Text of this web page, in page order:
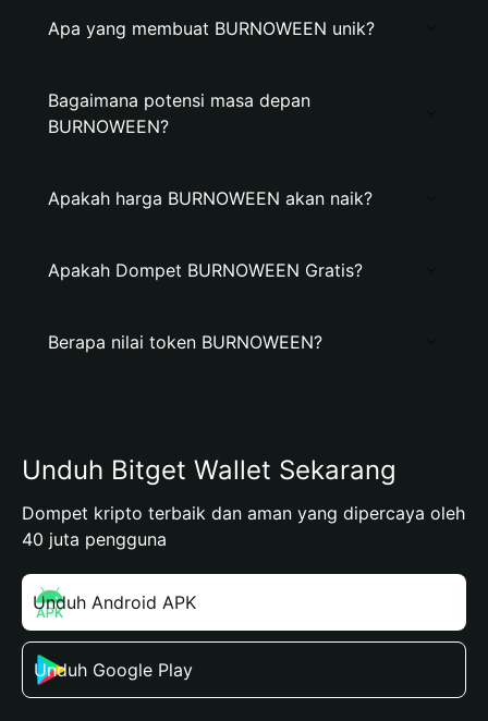
Apa yang membuat BURNOWEEN unik?
Bagaimana potensi masa depan
BURNOWEEN?
Apakah harga BURNOWEEN akan naik?
Apakah Dompet BURNOWEEN Gratis?
Berapa nilai token BURNOWEEN?
Unduh Bitget Wallet Sekarang
Dompet kripto terbaik dan aman yang dipercaya oleh
40 juta pengguna
Unduh Android APK
Unduh Google Play